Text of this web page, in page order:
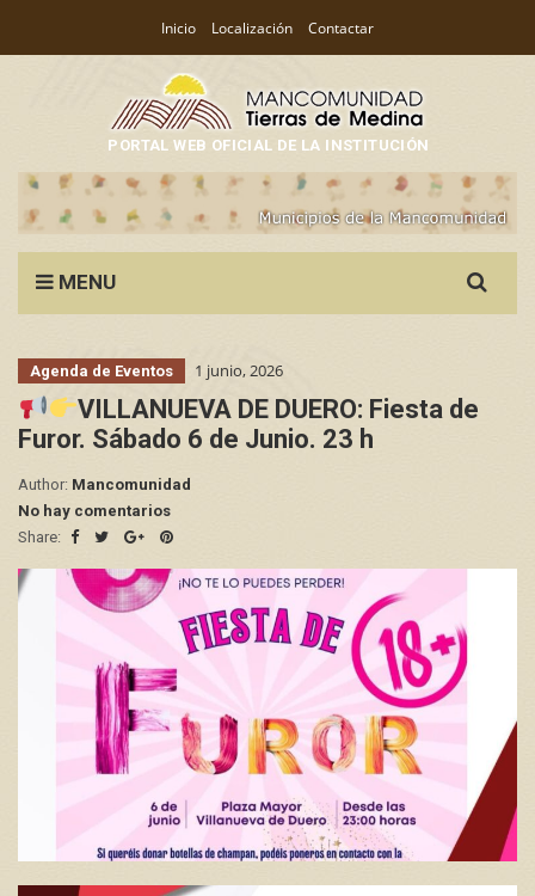
Inicio Localización Contactar
PORTAL WEB OFICIAL DE LA INSTITUCIÓN
MENU
for:
Agenda de Eventos 1 junio, 2026
VILLANUEVA DE DUERO: Fiesta de
Furor. Sábado 6 de Junio. 23 h
Author: Mancomunidad
No hay comentarios
Share: